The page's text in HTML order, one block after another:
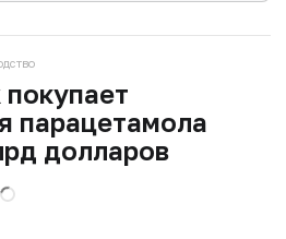
парацетамола
долларов